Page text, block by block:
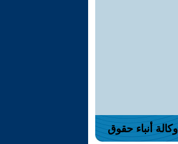
وكالة أنباء حقوق